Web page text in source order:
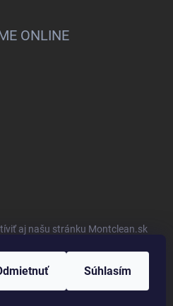
Súhlasím
ONLINE
aj našu stránku Montclean.sk